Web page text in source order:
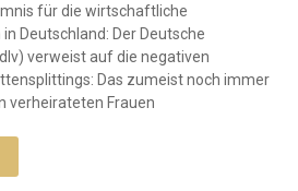
für die wirtschaftliche
Deutschland: Der Deutsche
verweist auf die negativen
Das zumeist noch immer
verheirateten Frauen